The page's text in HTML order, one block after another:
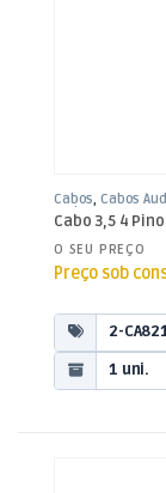
Cabos ,Cabos
Jack 3,5mm
Cabo 3,5 4
O SEU PREÇO
Preço sob
2-
1 uni.